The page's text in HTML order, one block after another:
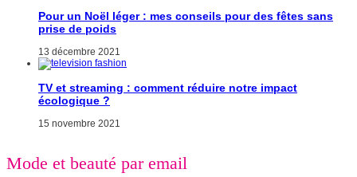
Pour un Noël léger : mes conseils pour des fêtes sans
prise de poids
13 décembre 2021
TV et streaming : comment réduire notre impact
écologique ?
15 novembre 2021
Mode et beauté par email